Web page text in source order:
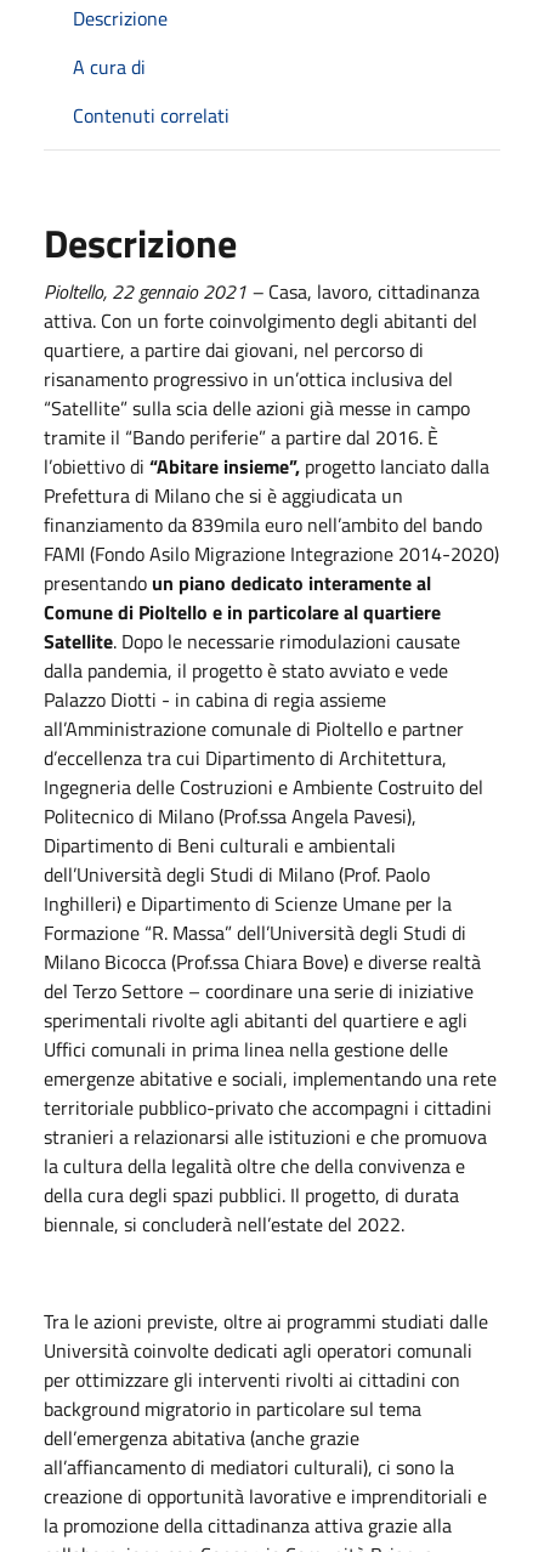
Descrizione
A cura di
Contenuti correlati
Descrizione
Pioltello, 22 gennaio 2021 – Casa, lavoro, cittadinanza
attiva. Con un forte coinvolgimento degli abitanti del
quartiere, a partire dai giovani, nel percorso di
risanamento progressivo in un’ottica inclusiva del
“Satellite” sulla scia delle azioni già messe in campo
tramite il “Bando periferie” a partire dal 2016. È
l’obiettivo di “Abitare insieme”, progetto lanciato dalla
Prefettura di Milano che si è aggiudicata un
finanziamento da 839mila euro nell’ambito del bando
FAMI (Fondo Asilo Migrazione Integrazione 2014-2020)
presentando un piano dedicato interamente al
Comune di Pioltello e in particolare al quartiere
Satellite. Dopo le necessarie rimodulazioni causate
dalla pandemia, il progetto è stato avviato e vede
Palazzo Diotti - in cabina di regia assieme
all’Amministrazione comunale di Pioltello e partner
d’eccellenza tra cui Dipartimento di Architettura,
Ingegneria delle Costruzioni e Ambiente Costruito del
Politecnico di Milano (Prof.ssa Angela Pavesi),
Dipartimento di Beni culturali e ambientali
dell’Università degli Studi di Milano (Prof. Paolo
Inghilleri) e Dipartimento di Scienze Umane per la
Formazione “R. Massa” dell’Università degli Studi di
Milano Bicocca (Prof.ssa Chiara Bove) e diverse realtà
del Terzo Settore – coordinare una serie di iniziative
sperimentali rivolte agli abitanti del quartiere e agli
Uffici comunali in prima linea nella gestione delle
emergenze abitative e sociali, implementando una rete
territoriale pubblico-privato che accompagni i cittadini
stranieri a relazionarsi alle istituzioni e che promuova
la cultura della legalità oltre che della convivenza e
della cura degli spazi pubblici. Il progetto, di durata
biennale, si concluderà nell’estate del 2022.
Tra le azioni previste, oltre ai programmi studiati dalle
Università coinvolte dedicati agli operatori comunali
per ottimizzare gli interventi rivolti ai cittadini con
background migratorio in particolare sul tema
dell’emergenza abitativa (anche grazie
all’affiancamento di mediatori culturali), ci sono la
creazione di opportunità lavorative e imprenditoriali e
la promozione della cittadinanza attiva grazie alla